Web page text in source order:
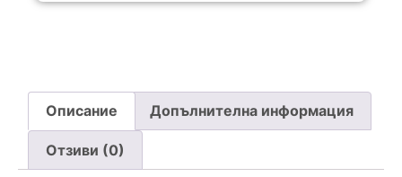
Описание Допълнителна информация
Отзиви (0)